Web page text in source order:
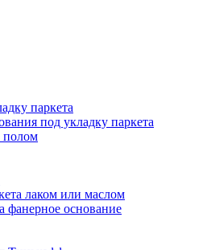
паркета
под укладку паркета
полом
лаком или маслом
фанерное основание